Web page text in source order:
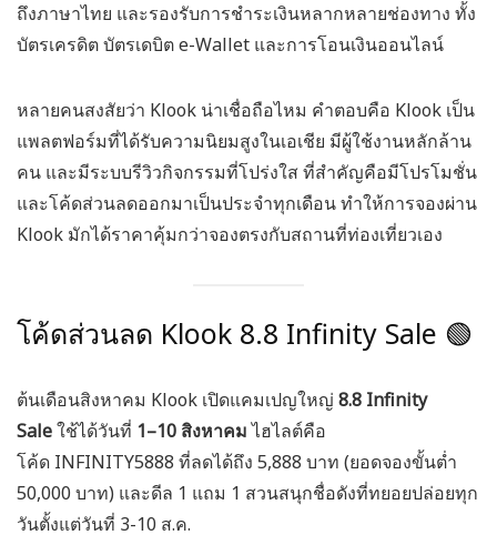
ถึงภาษาไทย และรองรับการชำระเงินหลากหลายช่องทาง ทั้ง
บัตรเครดิต บัตรเดบิต e-Wallet และการโอนเงินออนไลน์
หลายคนสงสัยว่า Klook น่าเชื่อถือไหม คำตอบคือ Klook เป็น
แพลตฟอร์มที่ได้รับความนิยมสูงในเอเชีย มีผู้ใช้งานหลักล้าน
คน และมีระบบรีวิวกิจกรรมที่โปร่งใส ที่สำคัญคือมีโปรโมชั่น
และโค้ดส่วนลดออกมาเป็นประจำทุกเดือน ทำให้การจองผ่าน
Klook มักได้ราคาคุ้มกว่าจองตรงกับสถานที่ท่องเที่ยวเอง
โค้ดส่วนลด Klook 8.8 Infinity Sale 🟢
ต้นเดือนสิงหาคม Klook เปิดแคมเปญใหญ่ 8.8 Infinity
Saleใช้ได้วันที่ 1–10 สิงหาคมไฮไลต์คือ
โค้ด INFINITY5888 ที่ลดได้ถึง 5,888 บาท (ยอดจองขั้นต่ำ
50,000 บาท) และดีล 1 แถม 1 สวนสนุกชื่อดังที่ทยอยปล่อยทุก
วันตั้งแต่วันที่ 3-10 ส.ค.